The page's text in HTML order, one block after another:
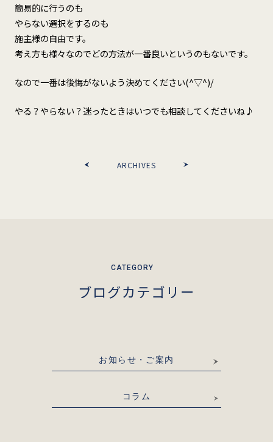
簡易的に行うのも
やらない選択をするのも
施主様の自由です。
考え方も様々なのでどの方法が一番良いというのもないです。
なので一番は後悔がないよう決めてください(^▽^)/
やる？やらない？迷ったときはいつでも相談してくださいね♪
ARCHIVES
ブログカテゴリー
お知らせ・ご案内
コラム